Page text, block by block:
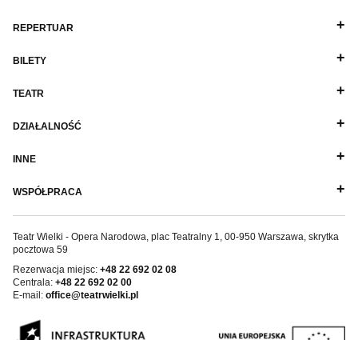
REPERTUAR
BILETY
TEATR
DZIAŁALNOŚĆ
INNE
WSPÓŁPRACA
Teatr Wielki - Opera Narodowa, plac Teatralny 1, 00-950 Warszawa, skrytka
pocztowa 59
Rezerwacja miejsc: +48 22 692 02 08
Centrala: +48 22 692 02 00
E-mail: office@teatrwielki.pl